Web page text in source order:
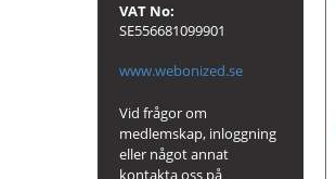
VAT No:
SE556681099901
www.webonized.se
Vid frågor om
medlemskap, inloggning
eller något annat
kontakta oss på